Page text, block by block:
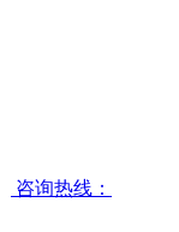
咨询热线：